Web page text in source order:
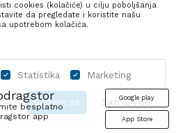
besplatno
app
Google play
App Store
Ulje i tečnosti
cookies (kolačiće) u cilju poboljšanja
da pregledate i koristite našu
upotrebom kolačića.
Statistika Marketing
Saznaj više
Slažem se